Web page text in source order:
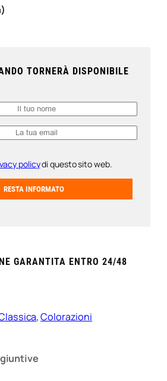
TORNERÀ DISPONIBILE
policydi questo sito web.
GARANTITA ENTRO 24/48
, Colorazioni